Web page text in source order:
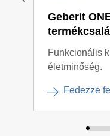
Geberit
Funkcionális
életminőség.
Fedezze